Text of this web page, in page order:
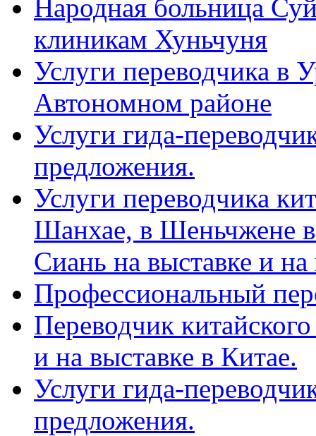
Народная больница
клиникам Хуньчуня
Услуги переводчика в
Автономном районе
Услуги гида-
предложения.
Услуги переводчика
Шанхае, в Шеньчжене
Сиань на выставке и
Профессиональный
Переводчик
и на выставке в Китае.
Услуги гида-
предложения.